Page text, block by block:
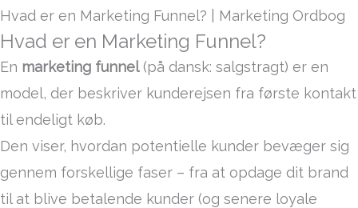
Hvad er en Marketing Funnel? | Marketing Ordbog
Hvad er en Marketing Funnel?
En marketing funnel(på dansk: salgstragt) er en
model, der beskriver kunderejsen fra første kontakt
til endeligt køb.
Den viser, hvordan potentielle kunder bevæger sig
gennem forskellige faser – fra at opdage dit brand
til at blive betalende kunder (og senere loyale